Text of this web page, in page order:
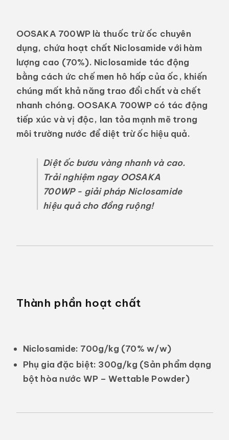
OOSAKA 700WP là thuốc trừ ốc chuyên
dụng, chứa hoạt chất Niclosamidevới hàm
lượng cao (70%). Niclosamide tác động
bằng cách ức chế men hô hấp của ốc, khiến
chúng mất khả năng trao đổi chất và chết
nhanh chóng. OOSAKA 700WP có tác động
tiếp xúc và vị độc, lan tỏa mạnh mẽ trong
môi trường nước để diệt trừ ốc hiệu quả.
Diệt ốc bươu vàng nhanh và cao.
Trải nghiệm ngay OOSAKA
700WP - giải pháp Niclosamide
hiệu quả cho đồng ruộng!
Thành phần hoạt chất
Niclosamide: 700g/kg (70% w/w)
Phụ gia đặc biệt: 300g/kg (Sản phẩm dạng
bột hòa nước WP – Wettable Powder)